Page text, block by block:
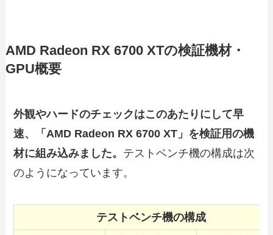
AMD Radeon RX 6700 XTの検証機材・
GPU概要
外観やハードのチェックはこのあたりにして早
速、「AMD Radeon RX 6700 XT」を検証用の機
材に組み込みました。 テストベンチ機の構成は次
のようになっています。
テストベンチ機の構成